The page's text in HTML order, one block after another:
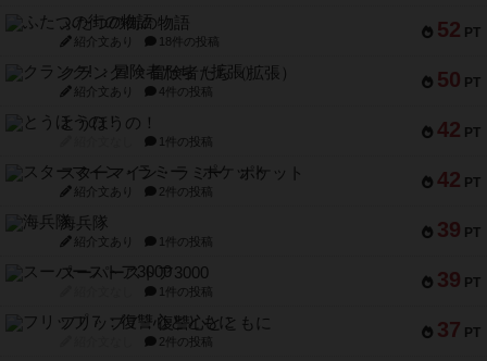
52 PT
ふたつの街の物語
紹介文あり 18件の投稿
50 PT
クランク! ：冒険者たち（拡張）
紹介文あり 4件の投稿
42 PT
とうほうの！
1件の投稿
42 PT
スターマイン・ラミー ポケット
紹介文あり 2件の投稿
39 PT
海兵隊
紹介文あり 1件の投稿
39 PT
スーパーストア3000
1件の投稿
37 PT
フリップ７：復讐心とともに
2件の投稿